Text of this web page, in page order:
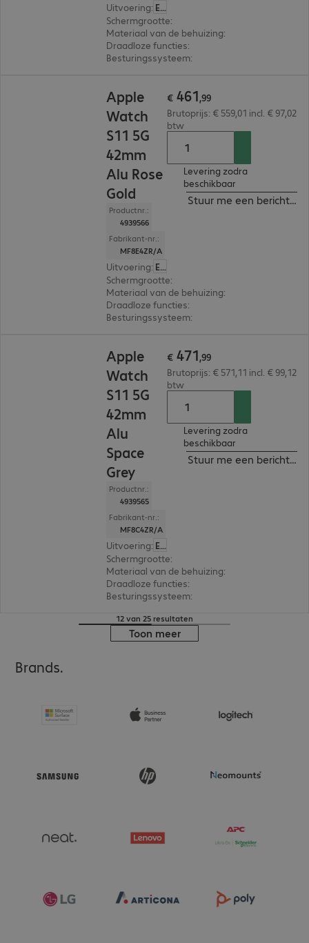
Uitvoering: Europa
Schermgrootte:
Materiaal van de behuizing:
Draadloze functies:
Besturingssysteem:
Apple
Watch
S11 5G
42mm
Alu Rose
Gold
Productnr.:
4939566
Fabrikant-nr.:
MF8E4ZR/A
Uitvoering: Europa
Schermgrootte:
Materiaal van de behuizing:
Draadloze functies:
Besturingssysteem:
€ 461,99
Brutoprijs: € 559,01 incl. € 97,02
btw
Levering zodra
beschikbaar
Stuur me een bericht
Apple
Watch
S11 5G
42mm
Alu
Space
Grey
Productnr.:
4939565
Fabrikant-nr.:
MF8C4ZR/A
Uitvoering: Europa
Schermgrootte:
Materiaal van de behuizing:
Draadloze functies:
Besturingssysteem:
€ 471,99
Brutoprijs: € 571,11 incl. € 99,12
btw
Levering zodra
beschikbaar
Stuur me een bericht
12 van 25 resultaten
Toon meer
Brands.